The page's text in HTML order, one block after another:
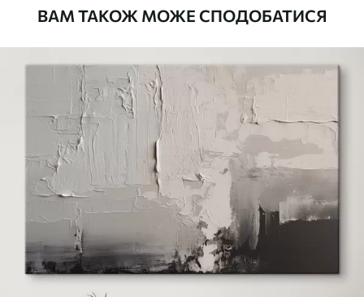
Від290.00грн
Яскраві, насичені кольори
Стійкість до вицвітання
✓Безпечне чорнило без запаху
Поверхня з текстурою полотна
✗ Екологічний матеріал
Преміум
Від363 .00
✓Яскраві, насичені кольори
✓Стійкість до вицвітання
Безпечне чорнило без запаху
ВАМ ТАКОЖ МОЖЕ СПОДОБАТИСЯ